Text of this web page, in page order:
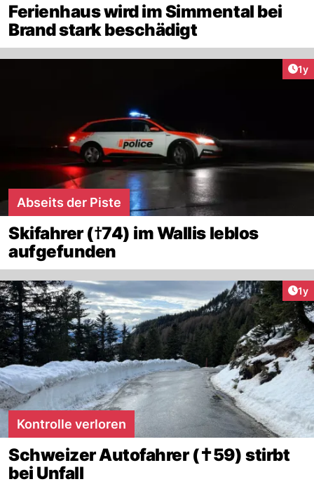
Ferienhaus wird im Simmental bei
Brand stark beschädigt
1y
Abseits der Piste
Skifahrer (†74) im Wallis leblos
aufgefunden
1y
Kontrolle verloren
Schweizer Autofahrer (✝59) stirbt
bei Unfall